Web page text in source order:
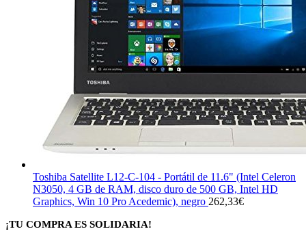
Toshiba Satellite L12-C-104 - Portátil de 11.6" (Intel Celeron
N3050, 4 GB de RAM, disco duro de 500 GB, Intel HD
Graphics, Win 10 Pro Acedemic), negro 262,33€
¡TU COMPRA ES SOLIDARIA!